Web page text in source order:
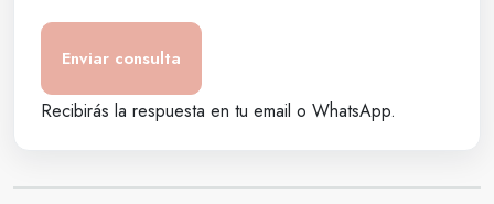
Recibirás la respuesta en tu email o WhatsApp.